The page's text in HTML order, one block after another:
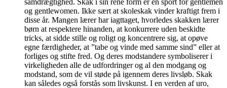
samdrægtighed. Skak i sin rene form er en sport for gentlemen
og gentlewomen. Ikke sært at skoleskak vinder kraftigt frem i
disse år. Mangen lærer har iagttaget, hvorledes skakken lærer
børn at respektere hinanden, at konkurrere uden beskidte
tricks, at sidde stille og roligt og koncentrere sig, at opøve
egne færdigheder, at ”tabe og vinde med samme sind” eller at
forliges og stifte fred. Og deres modstandere symboliserer i
virkeligheden alle de udfordringer og al den modgang og
modstand, som de vil støde på igennem deres livsløb. Skak
kan således også forstås som livskunst. I en verden af uro,